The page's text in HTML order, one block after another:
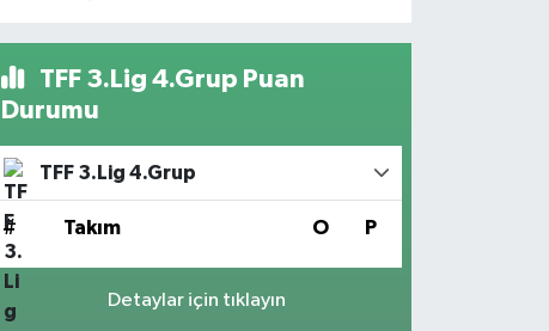
TFF 3.Lig 4.Grup Puan
Durumu
TFF 3.Lig 4.Grup
# Takım O P
Detaylar için tıklayın